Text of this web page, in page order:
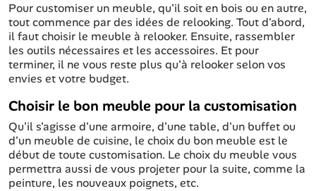
Pour customiser un meuble, qu'il soit en bois ou en autre,
tout commence par des idées de relooking. Tout d'abord,
il faut choisir le meuble à relooker. Ensuite, rassembler
les outils nécessaires et les accessoires. Et pour
terminer, il ne vous reste plus qu'à relooker selon vos
envies et votre budget.
Choisir le bon meuble pour la customisation
Qu'il s'agisse d'une armoire, d'une table, d'un buffet ou
d'un meuble de cuisine, le choix du bon meuble est le
début de toute customisation. Le choix du meuble vous
permettra aussi de vous projeter pour la suite, comme la
peinture, les nouveaux poignets, etc.